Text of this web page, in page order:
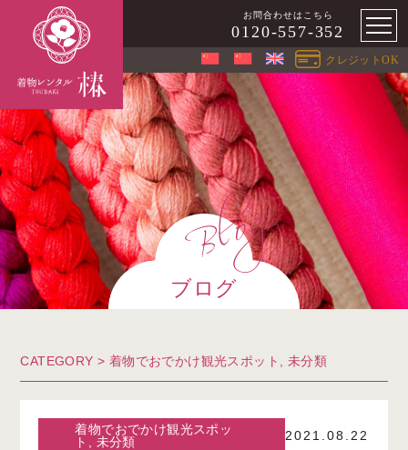
お問合わせはこちら
0120-557-352
クレジットOK
ブログ
CATEGORY > 着物でおでかけ観光スポット 未分類
着物でおでかけ観光スポッ
ト
未分類 2021.08.22